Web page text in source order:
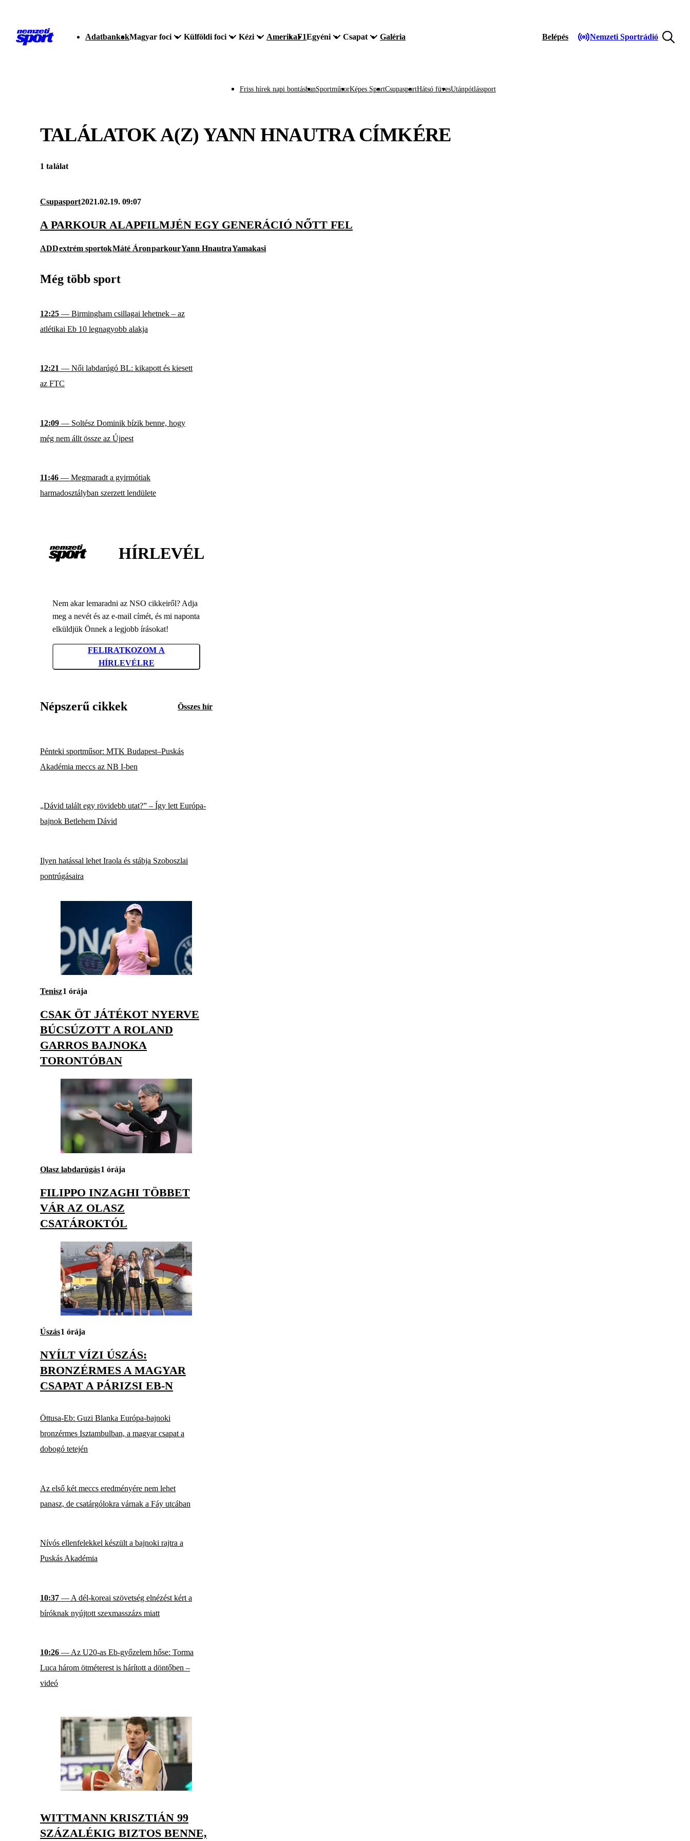
AdatbankokMagyar foci Külföldi foci Kézi AmerikaF1Egyéni Csapat Galéria Belépés Nemzeti Sportrádió
Friss hírek napi bontásbanSportműsorKépes SportCsupasportHátsó füvesUtánpótlássport
TALÁLATOK A(Z) YANN HNAUTRACÍMKÉRE
1 találat
Csupasport2021.02.19. 09:07
A PARKOUR ALAPFILMJÉN EGY GENERÁCIÓ NŐTT FEL
ADDextrém sportokMáté ÁronparkourYann HnautraYamakasi
Még több sport
12:25 — Birmingham csillagai lehetnek – az
atlétikai Eb 10 legnagyobb alakja
12:21 — Női labdarúgó BL: kikapott és kiesett
az FTC
12:09 — Soltész Dominik bízik benne, hogy
még nem állt össze az Újpest
11:46 — Megmaradt a gyirmótiak
harmadosztályban szerzett lendülete
HÍRLEVÉL
Nem akar lemaradni az NSO cikkeiről? Adja
meg a nevét és az e-mail címét, és mi naponta
elküldjük Önnek a legjobb írásokat!
FELIRATKOZOM A
HÍRLEVÉLRE
Népszerű cikkek Összes hír
Pénteki sportműsor: MTK Budapest–Puskás
Akadémia meccs az NB I-ben
„Dávid talált egy rövidebb utat?” – Így lett Európa-
bajnok Betlehem Dávid
Ilyen hatással lehet Iraola és stábja Szoboszlai
pontrúgásaira
Tenisz1 órája
CSAK ÖT JÁTÉKOT NYERVE
BÚCSÚZOTT A ROLAND
GARROS BAJNOKA
TORONTÓBAN
Olasz labdarúgás1 órája
FILIPPO INZAGHI TÖBBET
VÁR AZ OLASZ
CSATÁROKTÓL
Úszás1 órája
NYÍLT VÍZI ÚSZÁS:
BRONZÉRMES A MAGYAR
CSAPAT A PÁRIZSI EB-N
Öttusa-Eb: Guzi Blanka Európa-bajnoki
bronzérmes Isztambulban, a magyar csapat a
dobogó tetején
Az első két meccs eredményére nem lehet
panasz, de csatárgólokra várnak a Fáy utcában
Nívós ellenfelekkel készült a bajnoki rajtra a
Puskás Akadémia
10:37 — A dél-koreai szövetség elnézést kért a
bíróknak nyújtott szexmasszázs miatt
10:26 — Az U20-as Eb-győzelem hőse: Torma
Luca három ötméterest is hárított a döntőben –
videó
WITTMANN KRISZTIÁN 99
SZÁZALÉKIG BIZTOS BENNE,